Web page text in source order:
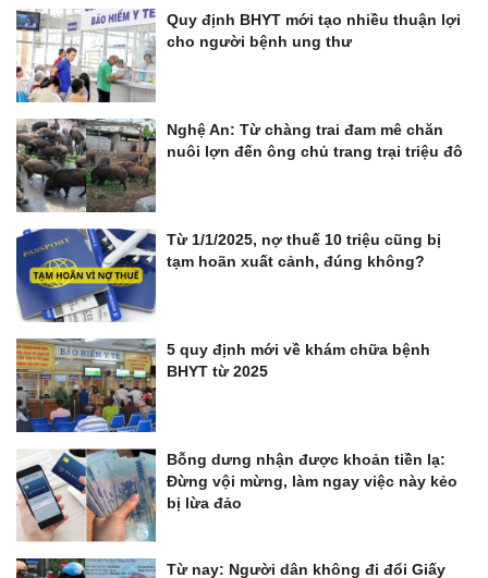
Quy định BHYT mới tạo nhiều thuận lợi
cho người bệnh ung thư
Nghệ An: Từ chàng trai đam mê chăn
nuôi lợn đến ông chủ trang trại triệu đô
Từ 1/1/2025, nợ thuế 10 triệu cũng bị
tạm hoãn xuất cảnh, đúng không?
5 quy định mới về khám chữa bệnh
BHYT từ 2025
Bỗng dưng nhận được khoản tiền lạ:
Đừng vội mừng, làm ngay việc này kẻo
bị lừa đảo
Từ nay: Người dân không đi đổi Giấy